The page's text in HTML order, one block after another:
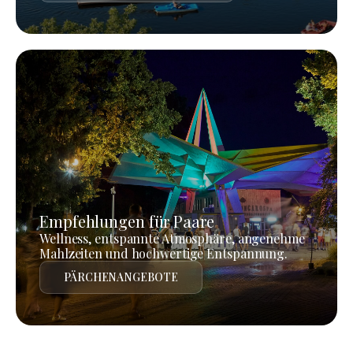
Empfehlungen für Paare
Wellness, entspannte Atmosphäre, angenehme
Mahlzeiten und hochwertige Entspannung.
PÄRCHENANGEBOTE